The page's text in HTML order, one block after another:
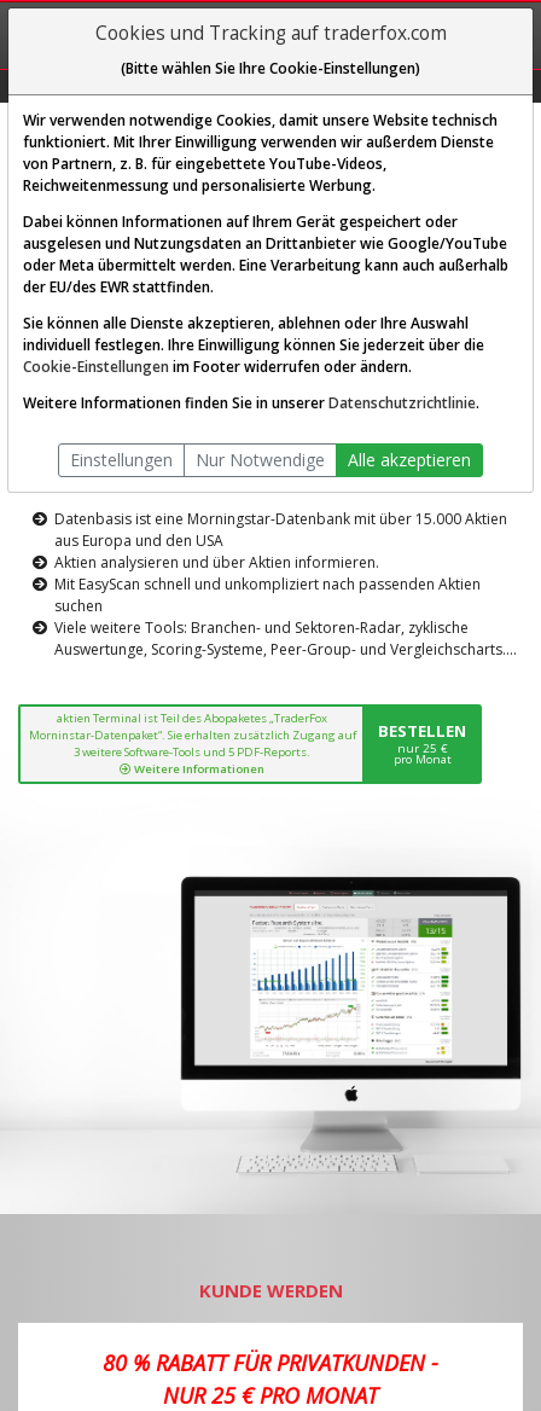
REGIS-
TRIEREN
Diese Funktion ist nur für
AKTIEN-TERMINAL
Die Aktienanalyse-Plattform von
TraderFox
Datenbasis ist eine Morningstar-Datenbank mit über 15.000 Aktien
aus Europa und den USA
Aktien analysieren und über Aktien informieren.
Mit EasyScan schnell und unkompliziert nach passenden Aktien
suchen
Viele weitere Tools: Branchen- und Sektoren-Radar, zyklische
Auswertunge, Scoring-Systeme, Peer-Group- und Vergleichscharts....
aktien Terminal ist Teil des Abopaketes „TraderFox
Morninstar-Datenpaket“. Sie erhalten zusätzlich Zugang auf
3 weitere Software-Tools und 5 PDF-Reports.
Weitere Informationen
BESTELLEN
nur 25 €
pro Monat
KUNDE WERDEN
80 % RABATT FÜR PRIVATKUNDEN -
NUR 25 € PRO MONAT
Cookies und Tracking auf traderfox.com
(Bitte wählen Sie Ihre Cookie-Einstellungen)
Wir verwenden notwendige Cookies, damit unsere Website technisch
funktioniert. Mit Ihrer Einwilligung verwenden wir außerdem Dienste
von Partnern, z. B. für eingebettete YouTube-Videos,
Reichweitenmessung und personalisierte Werbung.
Dabei können Informationen auf Ihrem Gerät gespeichert oder
ausgelesen und Nutzungsdaten an Drittanbieter wie Google/YouTube
oder Meta übermittelt werden. Eine Verarbeitung kann auch außerhalb
der EU/des EWR stattfinden.
Sie können alle Dienste akzeptieren, ablehnen oder Ihre Auswahl
individuell festlegen. Ihre Einwilligung können Sie jederzeit über die
Cookie-Einstellungen im Footer widerrufen oder ändern.
Weitere Informationen finden Sie in unsererDatenschutzrichtlinie.
Einstellungen Nur Notwendige Alle akzeptieren